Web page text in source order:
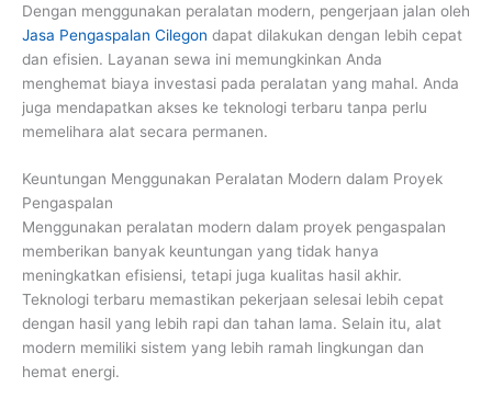
Dengan menggunakan peralatan modern, pengerjaan jalan oleh
Jasa Pengaspalan Cilegon dapat dilakukan dengan lebih cepat
dan efisien. Layanan sewa ini memungkinkan Anda
menghemat biaya investasi pada peralatan yang mahal. Anda
juga mendapatkan akses ke teknologi terbaru tanpa perlu
memelihara alat secara permanen.
Keuntungan Menggunakan Peralatan Modern dalam Proyek
Pengaspalan
Menggunakan peralatan modern dalam proyek pengaspalan
memberikan banyak keuntungan yang tidak hanya
meningkatkan efisiensi, tetapi juga kualitas hasil akhir.
Teknologi terbaru memastikan pekerjaan selesai lebih cepat
dengan hasil yang lebih rapi dan tahan lama. Selain itu, alat
modern memiliki sistem yang lebih ramah lingkungan dan
hemat energi.